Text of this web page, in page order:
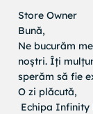
Comentariile
Recenzii de
Store Owner
Bună,
Ne bucurăm
noștri. Îți
sperăm să fie
O zi plăcută,
Echipa Infinity